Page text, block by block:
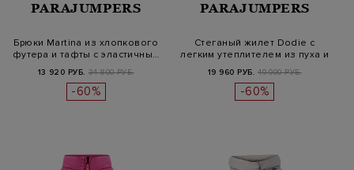
PARAJUMPERS
Брюки Martina из хлопкового
футера и тафты с эластичны…
13 920 РУБ. 34 800 РУБ.
-60%
PARAJUMPERS
Стеганый жилет Dodie с
легким утеплителем из пуха и
пе…
19 960 РУБ. 49 900 РУБ.
-60%